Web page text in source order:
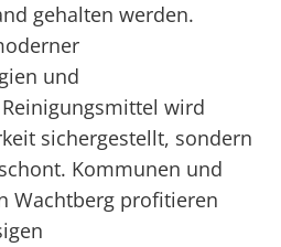
gehalten werden.
und
wird
sichergestellt, sondern
Kommunen und
Wachtberg profitieren